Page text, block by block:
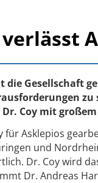
die Gesellschaft
Coy mit
für Asklepios
und
Dr. Coy wird
Dr. Andreas